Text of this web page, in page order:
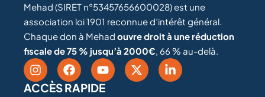
Mehad (SIRET n°53457656600028) est une
association loi 1901 reconnue d’intérêt général.
Chaque don à Mehad ouvre droit à une réduction
fiscale de 75 % jusqu’à 2000€ , 66 % au-delà.
ACCÈS RAPIDE